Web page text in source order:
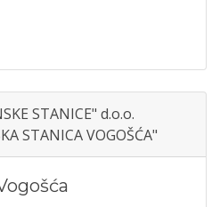
STANICE" d.o.o.
STANICA VOGOŠĆA"